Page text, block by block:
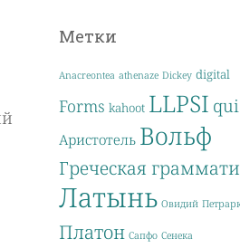
Метки
Anacreontea athenaze Dickey digital
Forms kahoot LLPSI
Аристотель Вольф
Греческая
Латынь Овидий
Платон Сапфо Сенека